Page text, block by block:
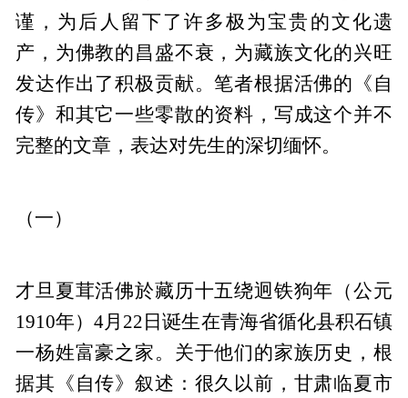
谨，为后人留下了许多极为宝贵的文化遗
产，为佛教的昌盛不衰，为藏族文化的兴旺
发达作出了积极贡献。笔者根据活佛的《自
传》和其它一些零散的资料，写成这个并不
完整的文章，表达对先生的深切缅怀。
（一）
才旦夏茸活佛於藏历十五绕迥铁狗年（公元
1910年）4月22日诞生在青海省循化县积石镇
一杨姓富豪之家。关于他们的家族历史，根
据其《自传》叙述：很久以前，甘肃临夏市